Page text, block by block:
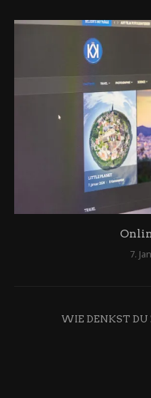
7.
WIE DENKST